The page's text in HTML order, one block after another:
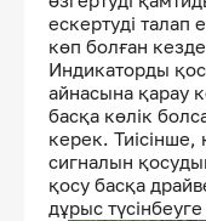
ескертуді талап
көп болған
Индикаторды
айнасына қарау
басқа көлік
керек. Тиісінше,
сигналын
қосу басқа
дұрыс